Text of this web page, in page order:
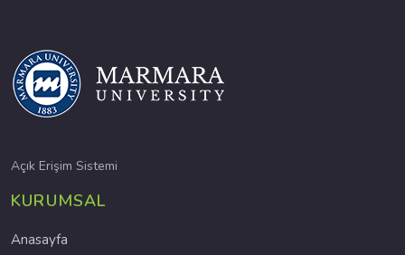
Açık Erişim Sistemi
KURUMSAL
Anasayfa